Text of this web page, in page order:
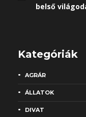
belső
Kategóriák
AGRÁR
ÁLLATOK
DIVAT